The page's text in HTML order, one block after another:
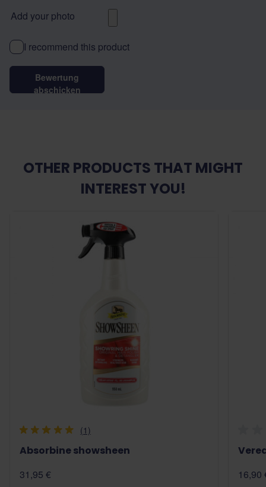
Add your photo
I recommend this product
Bewertung
abschicken
OTHER PRODUCTS THAT MIGHT
INTEREST YOU!
(1)
Absorbine showsheen
31,95 €
16,90